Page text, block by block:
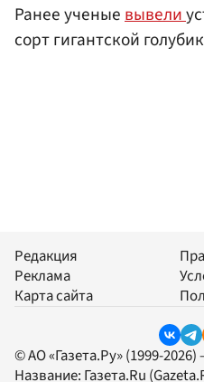
Ранее ученыевывели
сорт гигантской
Редакция
Реклама
Карта сайта
© АО «Газета.Ру» (1999-
Название: Газета.Ru